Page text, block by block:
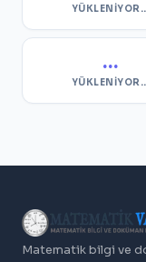
...
Matematik bilgi ve